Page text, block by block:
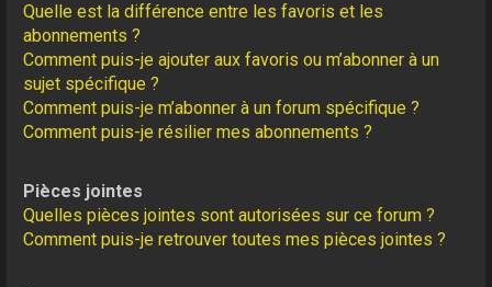
Quelle est la différence entre les favoris et les
abonnements ?
Comment puis-je ajouter aux favoris ou m’abonner à un
sujet spécifique ?
Comment puis-je m’abonner à un forum spécifique ?
Comment puis-je résilier mes abonnements ?
Pièces jointes
Quelles pièces jointes sont autorisées sur ce forum ?
Comment puis-je retrouver toutes mes pièces jointes ?